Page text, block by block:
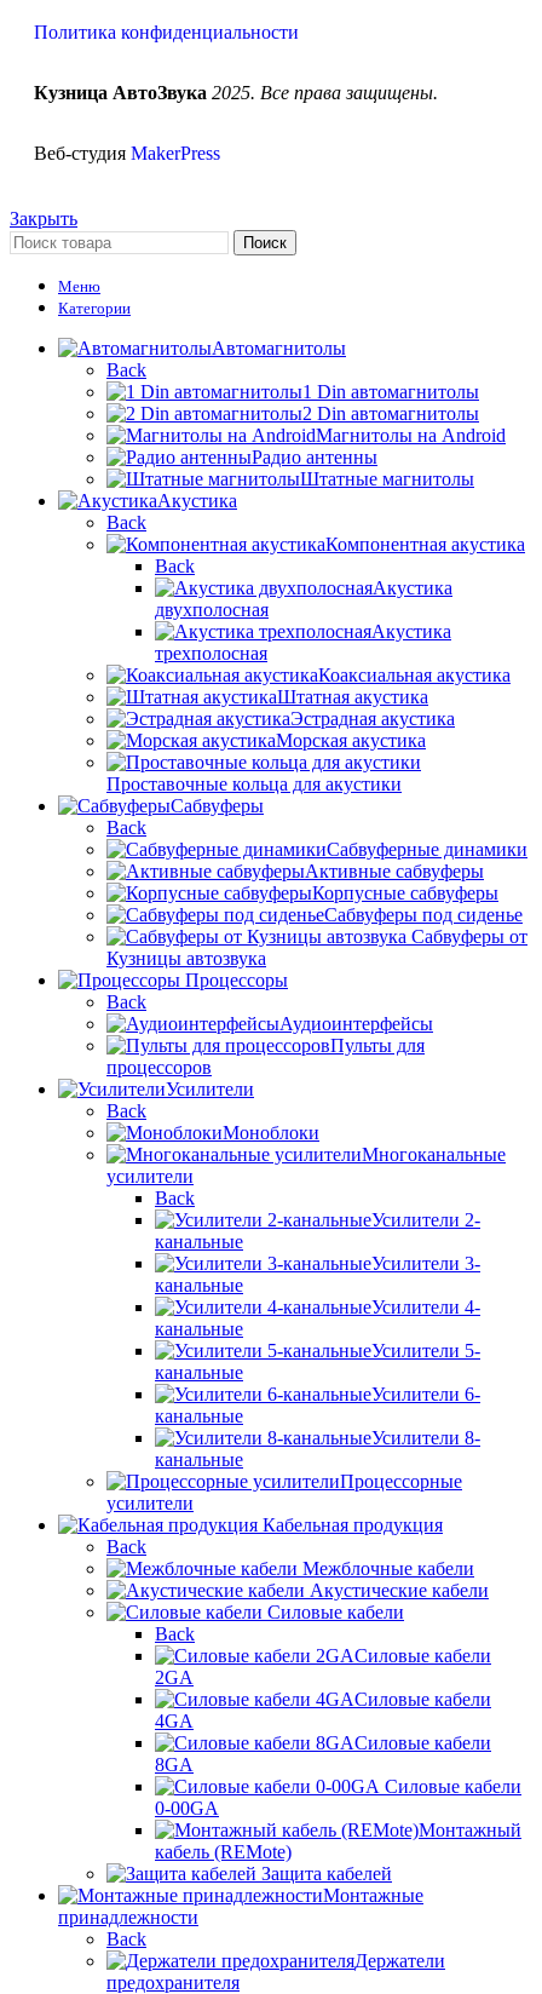
Политика конфиденциальности
Кузница АвтоЗвука 2025. Все права защищены.
Веб-студия MakerPress
Закрыть
Поиск
Меню
Категории
Автомагнитолы
Back
1 Din автомагнитолы
2 Din автомагнитолы
Магнитолы на Android
Радио антенны
Штатные магнитолы
Акустика
Back
Компонентная акустика
Back
Акустика
двухполосная
Акустика
трехполосная
Коаксиальная акустика
Штатная акустика
Эстрадная акустика
Морская акустика
Проставочные кольца для акустики
Сабвуферы
Back
Сабвуферные динамики
Активные сабвуферы
Корпусные сабвуферы
Сабвуферы под сиденье
Сабвуферы от
Кузницы автозвука
Процессоры
Back
Аудиоинтерфейсы
Пульты для
процессоров
Усилители
Back
Моноблоки
Многоканальные
усилители
Back
Усилители 2-
канальные
Усилители 3-
канальные
Усилители 4-
канальные
Усилители 5-
канальные
Усилители 6-
канальные
Усилители 8-
канальные
Процессорные
усилители
Кабельная продукция
Back
Межблочные кабели
Акустические кабели
Силовые кабели
Back
Силовые кабели
2GA
Силовые кабели
4GA
Силовые кабели
8GA
Силовые кабели
0-00GA
Монтажный
кабель (REMote)
Защита кабелей
Монтажные
принадлежности
Back
Держатели
предохранителя